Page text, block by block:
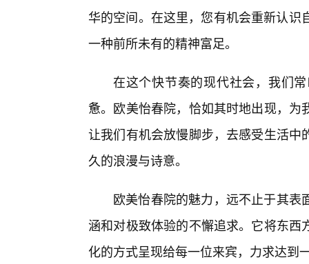
华的空间。在这里，您有机会重新认
一种前所未有的精神富足。
在这个快节奏的现代社会，我们
惫。欧美怡春院，恰如其时地出现，
让我们有机会放慢脚步，去感受生活
久的浪漫与诗意。
欧美怡春院的魅力，远不止于其
涵和对极致体验的不懈追求。它将东
化的方式呈现给每一位来宾，力求达到